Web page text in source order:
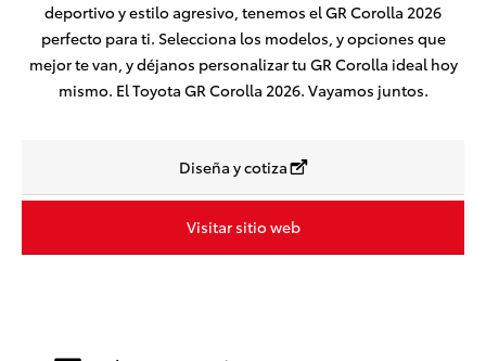
deportivo y estilo agresivo, tenemos el GR Corolla 2026
perfecto para ti. Selecciona los modelos, y opciones que
mejor te van, y déjanos personalizar tu GR Corolla ideal hoy
mismo. El Toyota GR Corolla 2026. Vayamos juntos.
Diseña y cotiza
Visitar sitio web